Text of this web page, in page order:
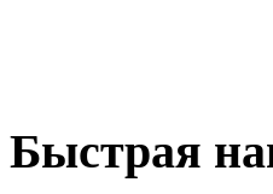
Быстрая